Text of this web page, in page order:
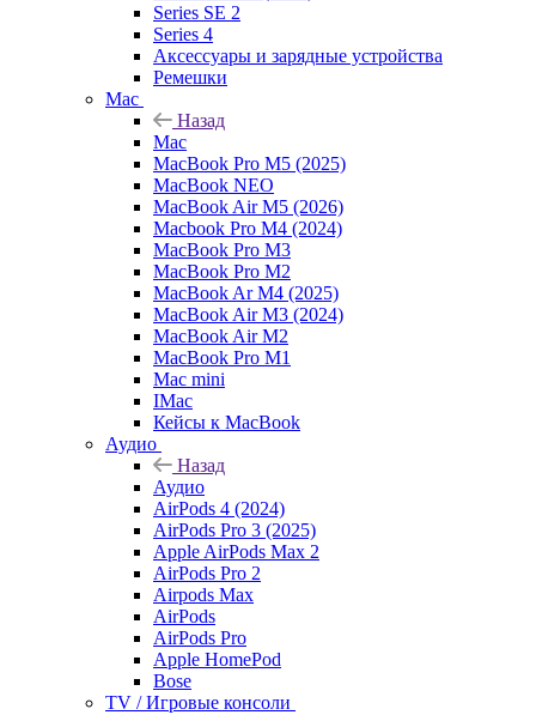
Series SE 2
Series 4
Аксессуары и зарядные устройства
Ремешки
Mac
Назад
Mac
MacBook Pro M5 (2025)
MacBook NEO
MacBook Air M5 (2026)
Macbook Pro M4 (2024)
MacBook Pro M3
MacBook Pro M2
MacBook Ar M4 (2025)
MacBook Air M3 (2024)
MacBook Air M2
MacBook Pro M1
Mac mini
IMac
Кейсы к MacBook
Аудио
Назад
Аудио
AirPods 4 (2024)
AirPods Pro 3 (2025)
Apple AirPods Max 2
AirPods Pro 2
Airpods Max
AirPods
AirPods Pro
Apple HomePod
Bose
TV / Игровые консоли